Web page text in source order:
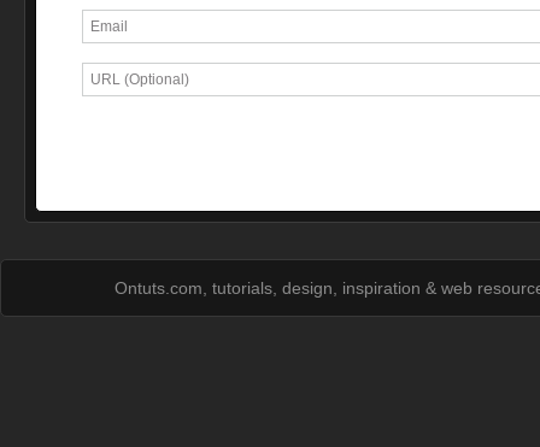
Ontuts.com, tutorials, design, inspiration & web